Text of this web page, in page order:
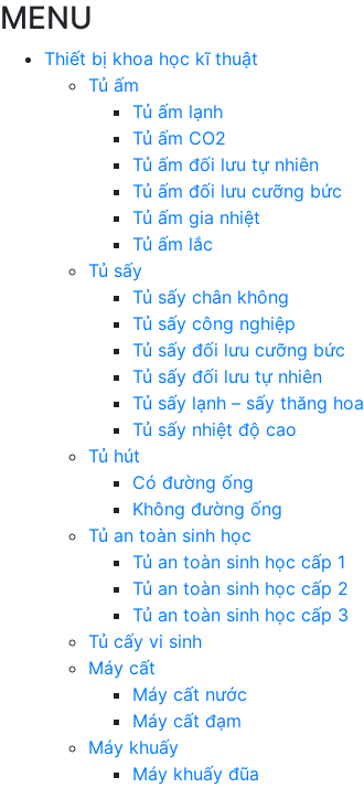
MENU
Thiết bị khoa học kĩ thuật
Tủ ấm
Tủ ấm lạnh
Tủ ấm CO2
Tủ ấm đối lưu tự nhiên
Tủ ấm đối lưu cưỡng bức
Tủ ấm gia nhiệt
Tủ ấm lắc
Tủ sấy
Tủ sấy chân không
Tủ sấy công nghiệp
Tủ sấy đối lưu cưỡng bức
Tủ sấy đối lưu tự nhiên
Tủ sấy lạnh – sấy thăng hoa
Tủ sấy nhiệt độ cao
Tủ hút
Có đường ống
Không đường ống
Tủ an toàn sinh học
Tủ an toàn sinh học cấp 1
Tủ an toàn sinh học cấp 2
Tủ an toàn sinh học cấp 3
Tủ cấy vi sinh
Máy cất
Máy cất nước
Máy cất đạm
Máy khuấy
Máy khuấy đũa